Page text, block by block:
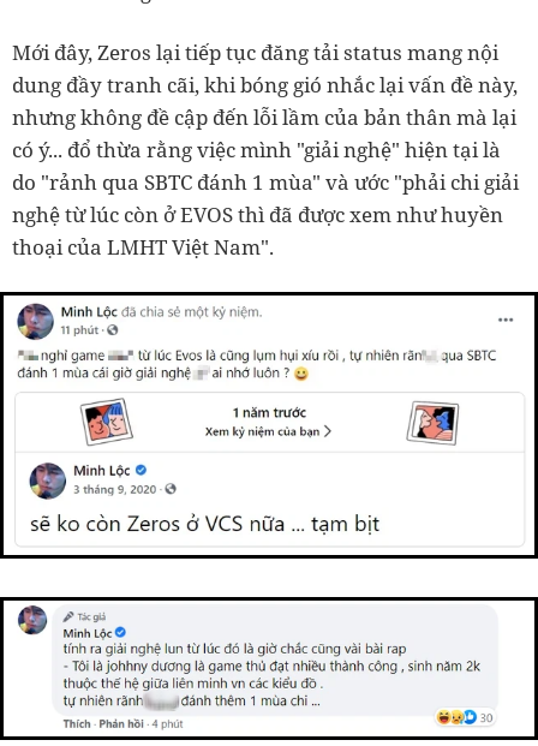
Mới đây, Zeros lại tiếp tục đăng tải status mang nội
dung đầy tranh cãi, khi bóng gió nhắc lại vấn đề này,
nhưng không đề cập đến lỗi lầm của bản thân mà lại
có ý... đổ thừa rằng việc mình "giải nghệ" hiện tại là
do "rảnh qua SBTC đánh 1 mùa" và ước "phải chi giải
nghệ từ lúc còn ở EVOS thì đã được xem như huyền
thoại của LMHT Việt Nam".